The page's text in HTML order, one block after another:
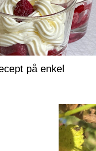
på enkel